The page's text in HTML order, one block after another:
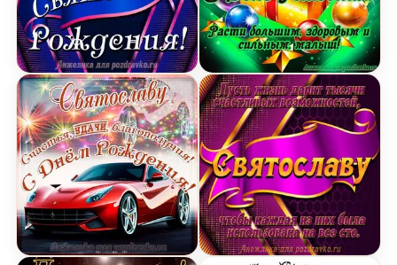
Открытка Святославу в День Рождения с
Открытка Святославу на День Рождения с
Открытка Святославу в
Открытка с Днём